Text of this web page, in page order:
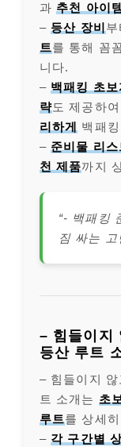
과 추천 아이
– 등산 장비
트를 통해 꼼
니다.
– 백패킹 초보
략도 제공하
리하게 백패
– 준비물 리스
천 제품까지
“- 백패킹
짐 싸는 고
– 힘들이지
등산 루트
– 힘들이지
트 소개는 초
루트를 상세
– 각 구간별